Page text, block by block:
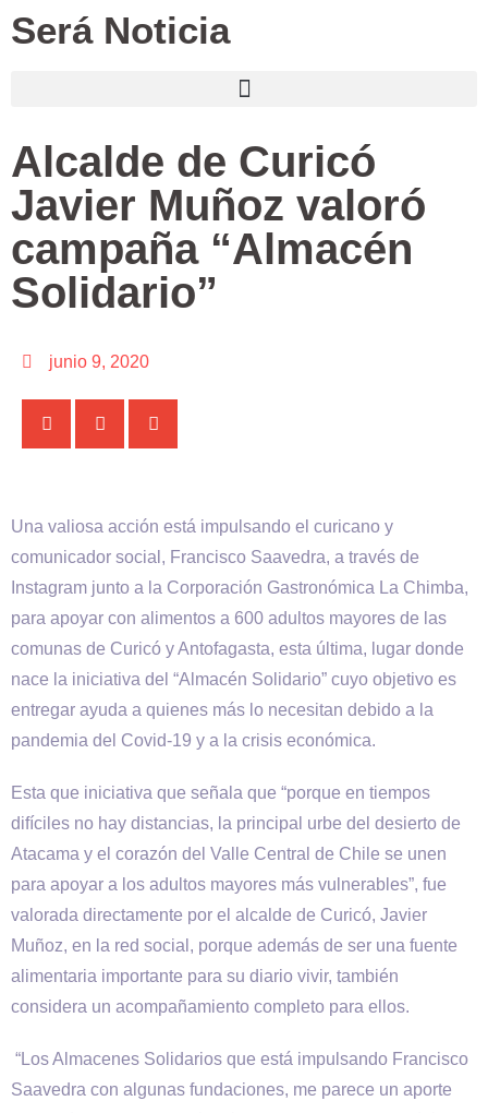
Será Noticia
Alcalde de Curicó
Javier Muñoz valoró
campaña “Almacén
Solidario”
junio 9, 2020
Una valiosa acción está impulsando el curicano y
comunicador social, Francisco Saavedra, a través de
Instagram junto a la Corporación Gastronómica La Chimba,
para apoyar con alimentos a 600 adultos mayores de las
comunas de Curicó y Antofagasta, esta última, lugar donde
nace la iniciativa del “Almacén Solidario” cuyo objetivo es
entregar ayuda a quienes más lo necesitan debido a la
pandemia del Covid-19 y a la crisis económica.
Esta que iniciativa que señala que “porque en tiempos
difíciles no hay distancias, la principal urbe del desierto de
Atacama y el corazón del Valle Central de Chile se unen
para apoyar a los adultos mayores más vulnerables”, fue
valorada directamente por el alcalde de Curicó, Javier
Muñoz, en la red social, porque además de ser una fuente
alimentaria importante para su diario vivir, también
considera un acompañamiento completo para ellos.
“Los Almacenes Solidarios que está impulsando Francisco
Saavedra con algunas fundaciones, me parece un aporte